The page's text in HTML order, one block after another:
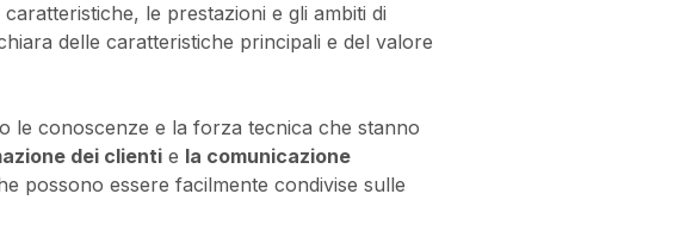
le prestazioni e gli ambiti di
delle caratteristiche principali e del valore
le conoscenze e la forza tecnica che stanno
dei clienti e la comunicazione
possono essere facilmente condivise sulle